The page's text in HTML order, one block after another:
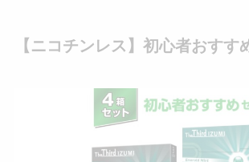
【ニコチンレス】初心者おすす